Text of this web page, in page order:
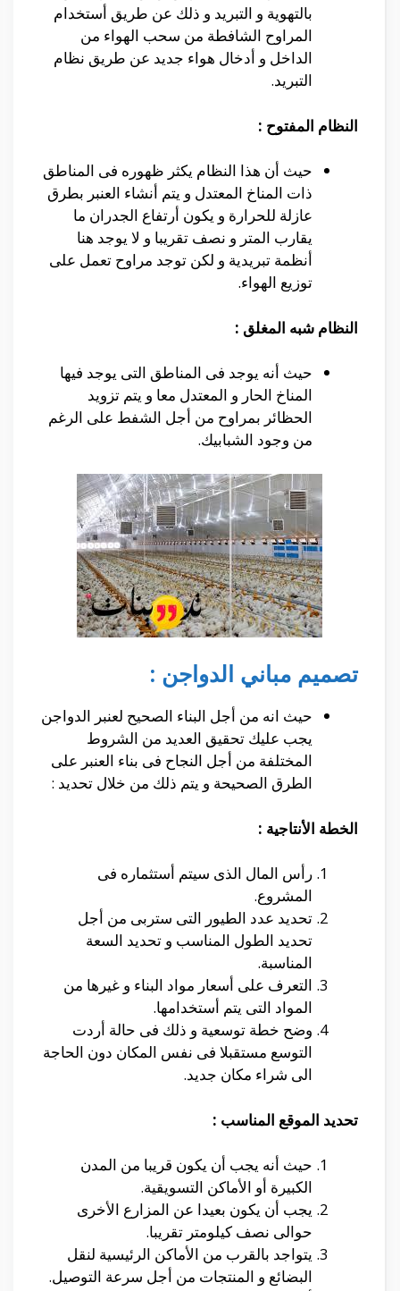
بالتهوية و التبريد و ذلك عن طريق أستخدام
المراوح الشافطة من سحب الهواء من
الداخل و أدخال هواء جديد عن طريق نظام
التبريد.
النظام المفتوح :
حيث أن هذا النظام يكثر ظهوره فى المناطق
ذات المناخ المعتدل و يتم أنشاء العنبر بطرق
عازلة للحرارة و يكون أرتفاع الجدران ما
يقارب المتر و نصف تقريبا و لا يوجد هنا
أنظمة تبريدية و لكن توجد مراوح تعمل على
توزيع الهواء.
النظام شبه المغلق :
حيث أنه يوجد فى المناطق التى يوجد فيها
المناخ الحار و المعتدل معا و يتم تزويد
الحظائر بمراوح من أجل الشفط على الرغم
من وجود الشبابيك.
تصميم مباني الدواجن :
حيث انه من أجل البناء الصحيح لعنبر الدواجن
يجب عليك تحقيق العديد من الشروط
المختلفة من أجل النجاح فى بناء العنبر على
الطرق الصحيحة و يتم ذلك من خلال تحديد :
الخطة الأنتاجية :
رأس المال الذى سيتم أستثماره فى
المشروع.
تحديد عدد الطيور التى ستربى من أجل
تحديد الطول المناسب و تحديد السعة
المناسبة.
التعرف على أسعار مواد البناء و غيرها من
المواد التى يتم أستخدامها.
وضح خطة توسعية و ذلك فى حالة أردت
التوسع مستقبلا فى نفس المكان دون الحاجة
الى شراء مكان جديد.
تحديد الموقع المناسب :
حيث أنه يجب أن يكون قريبا من المدن
الكبيرة أو الأماكن التسويقية.
يجب أن يكون بعيدا عن المزارع الأخرى
حوالى نصف كيلومتر تقريبا.
يتواجد بالقرب من الأماكن الرئيسية لنقل
البضائع و المنتجات من أجل سرعة التوصيل.